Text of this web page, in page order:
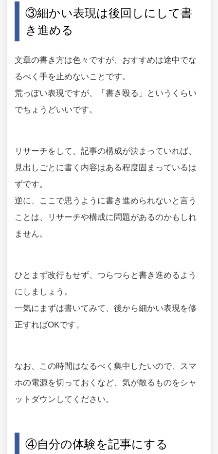
③細かい表現は後回しにして書
き進める
文章の書き方は色々ですが、おすすめは途中でな
るべく手を止めないことです。
荒っぽい表現ですが、「書き殴る」というくらい
でちょうどいいです。
リサーチをして、記事の構成が決まっていれば、
見出しごとに書く内容はある程度固まっているは
ずです。
逆に、ここで思うように書き進められないと言う
ことは、リサーチや構成に問題があるのかもしれ
ません。
ひとまず改行もせず、つらつらと書き進めるよう
にしましょう。
一気にまずは書いてみて、後から細かい表現を修
正すればOKです。
なお、この時間はなるべく集中したいので、スマ
ホの電源を切っておくなど、気が散るものをシャ
ットダウンしてください。
④自分の体験を記事にする